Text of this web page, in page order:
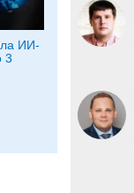
ИИ-
3